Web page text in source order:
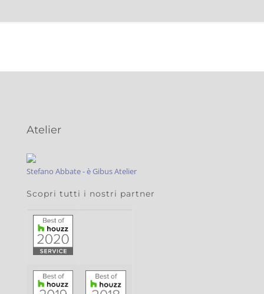
Atelier
Stefano Abbate - è Gibus Atelier
Scopri tutti i nostri partner